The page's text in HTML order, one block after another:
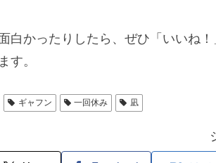
白かったりしたら、ぜひ「いいね
す。
ギャフン 一回休み 凪